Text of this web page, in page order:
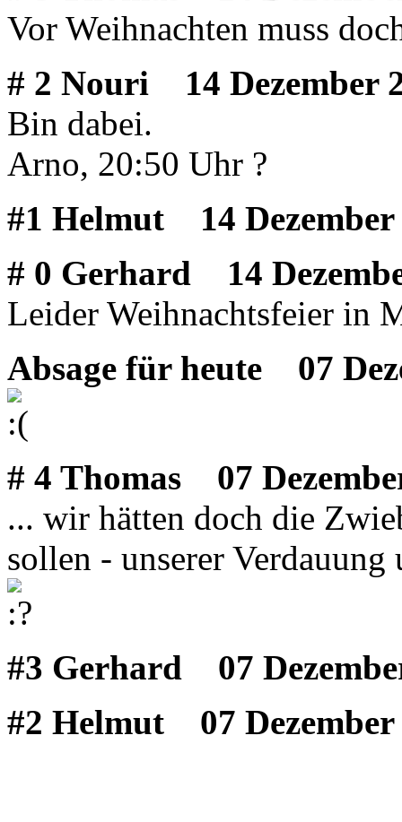
Vor Weihnachten muss
# 2 Nouri
14 Dezember
Bin dabei.
Arno, 20:50 Uhr ?
#1 Helmut
14
# 0 Gerhard
14
Leider Weihnachtsfeier in
Absage für heute
07
# 4 Thomas
07
... wir hätten doch die
sollen - unserer Verdauung
#3 Gerhard
07
#2 Helmut
07